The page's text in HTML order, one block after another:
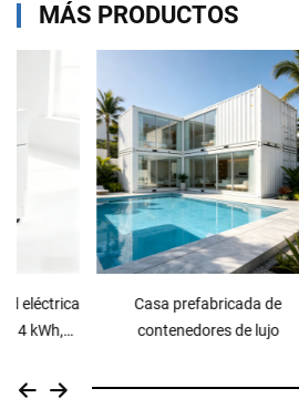
MÁS PRODUCTOS
Casa prefabricada de
contenedores de lujo